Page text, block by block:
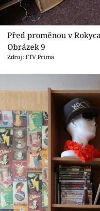
Před proměnou v
Obrázek 9
Zdroj: FTV Prima